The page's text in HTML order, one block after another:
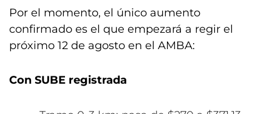
Por el momento, el único aumento
confirmado es el que empezará a regir el
próximo 12 de agosto en el AMBA:
Con SUBE registrada